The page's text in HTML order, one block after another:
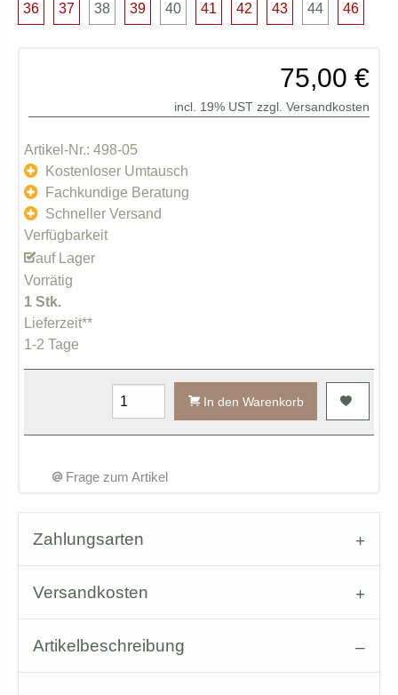
36 37 38 39 40 41 42 43 44 46
75,00 €
incl. 19% UST zzgl. Versandkosten
Artikel-Nr.: 498-05
Kostenloser Umtausch
Fachkundige Beratung
Schneller Versand
Verfügbarkeit
auf Lager
Vorrätig
1 Stk.
Lieferzeit**
1-2 Tage
In den Warenkorb
Frage zum Artikel
Zahlungsarten
Versandkosten
Artikelbeschreibung